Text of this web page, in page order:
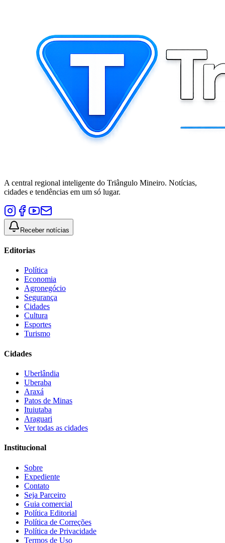
A central regional inteligente do Triângulo Mineiro. Notícias,
cidades e tendências em um só lugar.
Receber notícias
Editorias
Política
Economia
Agronegócio
Segurança
Cidades
Cultura
Esportes
Turismo
Cidades
Uberlândia
Uberaba
Araxá
Patos de Minas
Ituiutaba
Araguari
Ver todas as cidades
Institucional
Sobre
Expediente
Contato
Seja Parceiro
Guia comercial
Política Editorial
Política de Correções
Política de Privacidade
Termos de Uso